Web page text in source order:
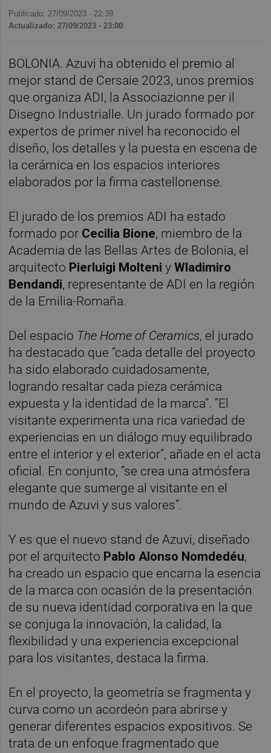
Publicado: 27/09/2023 · 22:39
Actualizado: 27/09/2023 · 23:00
BOLONIA. Azuvi ha obtenido el premio al
mejor stand de Cersaie 2023, unos premios
que organiza ADI, la Associazionne per il
Disegno Industrialle. Un jurado formado por
expertos de primer nivel ha reconocido el
diseño, los detalles y la puesta en escena de
la cerámica en los espacios interiores
elaborados por la firma castellonense.
El jurado de los premios ADI ha estado
formado por Cecilia Bione, miembro de la
Academia de las Bellas Artes de Bolonia, el
arquitecto Pierluigi Molteni yWladimiro
Bendandi, representante de ADI en la región
de la Emilia-Romaña.
Del espacio The Home of Ceramics, el jurado
ha destacado que “cada detalle del proyecto
ha sido elaborado cuidadosamente,
logrando resaltar cada pieza cerámica
expuesta y la identidad de la marca”. “El
visitante experimenta una rica variedad de
experiencias en un diálogo muy equilibrado
entre el interior y el exterior”, añade en el acta
oficial. En conjunto, “se crea una atmósfera
elegante que sumerge al visitante en el
mundo de Azuvi y sus valores”.
Y es que el nuevo stand de Azuvi, diseñado
por el arquitecto Pablo Alonso Nomdedéu,
ha creado un espacio que encarna la esencia
de la marca con ocasión de la presentación
de su nueva identidad corporativa en la que
se conjuga la innovación, la calidad, la
flexibilidad y una experiencia excepcional
para los visitantes, destaca la firma.
En el proyecto, la geometría se fragmenta y
curva como un acordeón para abrirse y
generar diferentes espacios expositivos. Se
trata de un enfoque fragmentado que